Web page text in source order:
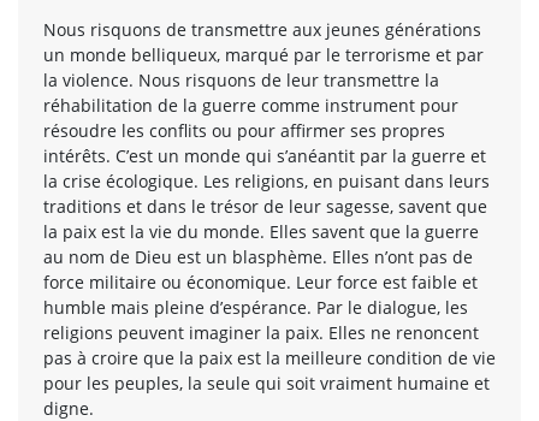
Nous risquons de transmettre aux jeunes générations
un monde belliqueux, marqué par le terrorisme et par
la violence. Nous risquons de leur transmettre la
réhabilitation de la guerre comme instrument pour
résoudre les conflits ou pour affirmer ses propres
intérêts. C’est un monde qui s’anéantit par la guerre et
la crise écologique. Les religions, en puisant dans leurs
traditions et dans le trésor de leur sagesse, savent que
la paix est la vie du monde. Elles savent que la guerre
au nom de Dieu est un blasphème. Elles n’ont pas de
force militaire ou économique. Leur force est faible et
humble mais pleine d’espérance. Par le dialogue, les
religions peuvent imaginer la paix. Elles ne renoncent
pas à croire que la paix est la meilleure condition de vie
pour les peuples, la seule qui soit vraiment humaine et
digne.